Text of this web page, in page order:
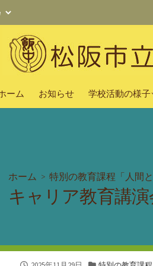
ーム お知らせ 学校活動の様子
2025年度
ホーム > 特別の教育課程「人間と
キャリア教育講演
公
カ